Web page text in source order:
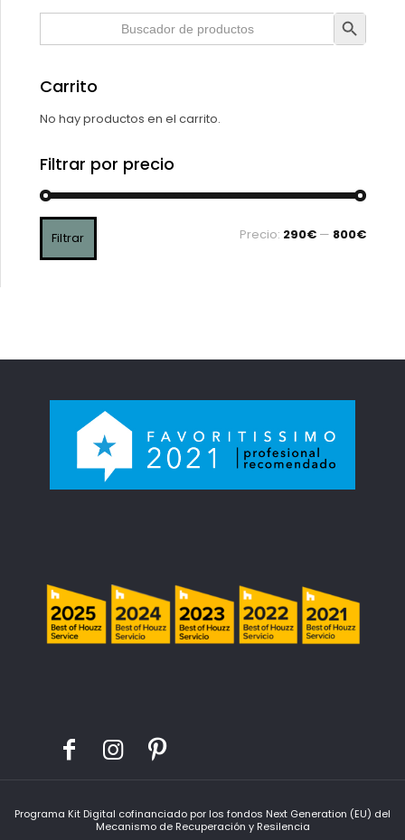
Buscar: Botón de búsqueda
Carrito
No hay productos en el carrito.
Filtrar por precio
Filtrar Precio: 290€ — 800€
Programa Kit Digital cofinanciado por los fondos Next Generation (EU) del
Mecanismo de Recuperación y Resilencia